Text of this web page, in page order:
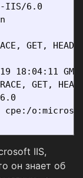
IIS/6.0
HEAD,
18:04:11 GMT
GET, HEAD,
cpe:/
IIS,
он знает об